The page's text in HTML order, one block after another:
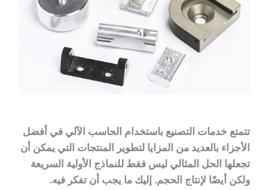
تتمتع خدمات التصنيع باستخدام الحاسب الآلي في أفضل
الأجزاء بالعديد من المزايا لتطوير المنتجات التي يمكن أن
تجعلها الحل المثالي ليس فقط للنماذج الأولية السريعة
ولكن أيضًا لإنتاج الحجم. إليك ما يجب أن تفكر فيه.